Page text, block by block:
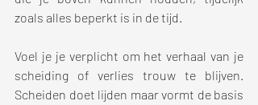
zoals alles beperkt is in de tijd.
Voel je je verplicht om het verhaal van je
scheiding of verlies trouw te blijven.
Scheiden doet lijden maar vormt de basis